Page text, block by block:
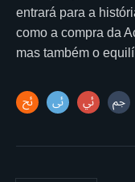
entrará para a
como a compra da
mas também o